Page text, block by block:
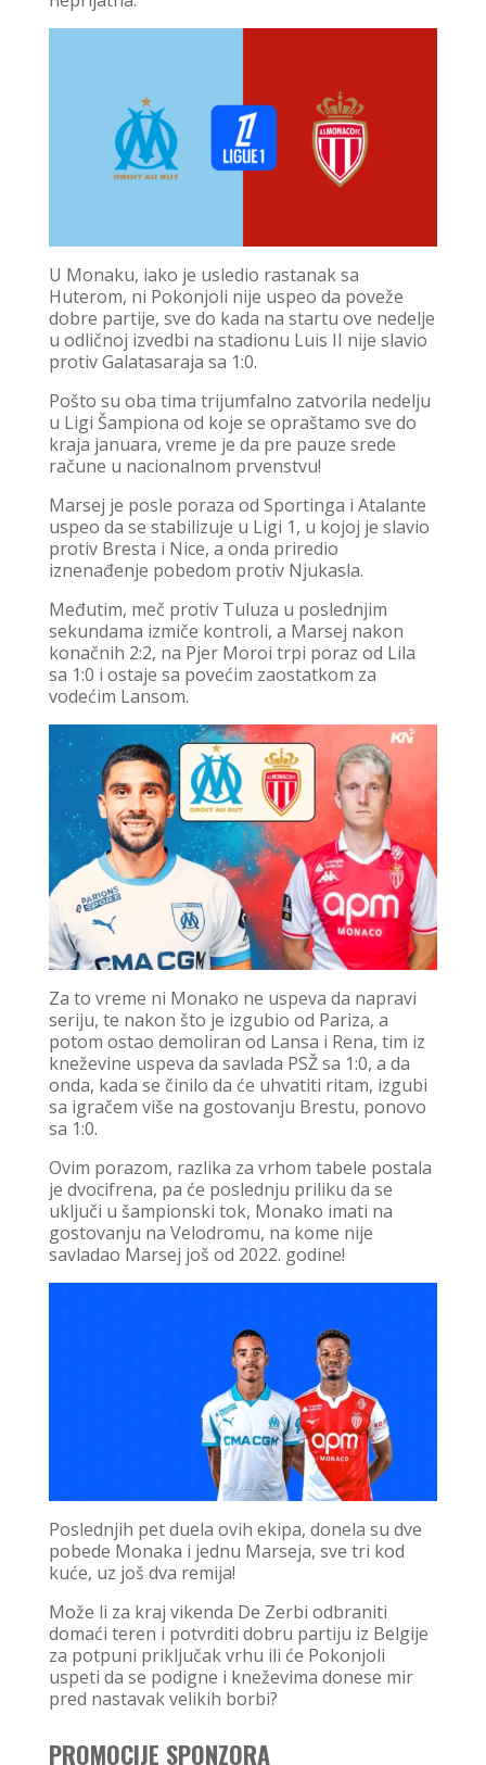
U Monaku, iako je usledio rastanak sa
Huterom, ni Pokonjoli nije uspeo da poveže
dobre partije, sve do kada na startu ove nedelje
u odličnoj izvedbi na stadionu Luis II nije slavio
protiv Galatasaraja sa 1:0.
Pošto su oba tima trijumfalno zatvorila nedelju
u Ligi Šampiona od koje se opraštamo sve do
kraja januara, vreme je da pre pauze srede
račune u nacionalnom prvenstvu!
Marsej je posle poraza od Sportinga i Atalante
uspeo da se stabilizuje u Ligi 1, u kojoj je slavio
protiv Bresta i Nice, a onda priredio
iznenađenje pobedom protiv Njukasla.
Međutim, meč protiv Tuluza u poslednjim
sekundama izmiče kontroli, a Marsej nakon
konačnih 2:2, na Pjer Moroi trpi poraz od Lila
sa 1:0 i ostaje sa povećim zaostatkom za
vodećim Lansom.
Za to vreme ni Monako ne uspeva da napravi
seriju, te nakon što je izgubio od Pariza, a
potom ostao demoliran od Lansa i Rena, tim iz
kneževine uspeva da savlada PSŽ sa 1:0, a da
onda, kada se činilo da će uhvatiti ritam, izgubi
sa igračem više na gostovanju Brestu, ponovo
sa 1:0.
Ovim porazom, razlika za vrhom tabele postala
je dvocifrena, pa će poslednju priliku da se
uključi u šampionski tok, Monako imati na
gostovanju na Velodromu, na kome nije
savladao Marsej još od 2022. godine!
Poslednjih pet duela ovih ekipa, donela su dve
pobede Monaka i jednu Marseja, sve tri kod
kuće, uz još dva remija!
Može li za kraj vikenda De Zerbi odbraniti
domaći teren i potvrditi dobru partiju iz Belgije
za potpuni priključak vrhu ili će Pokonjoli
uspeti da se podigne i kneževima donese mir
pred nastavak velikih borbi?
PROMOCIJE SPONZORA